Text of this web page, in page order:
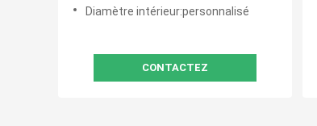
Diamètre intérieur:personnalisé
CONTACTEZ